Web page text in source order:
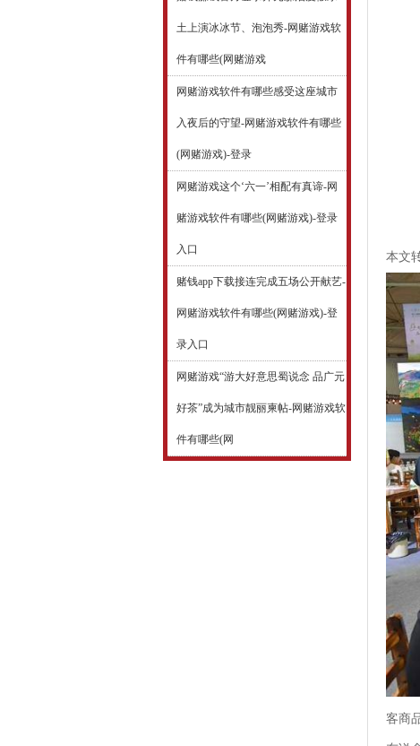
土上演冰冰节、泡泡秀-网赌游戏软
件有哪些(网赌游戏
网赌游戏软件有哪些感受这座城市
入夜后的守望-网赌游戏软件有哪些
(网赌游戏)-登录
网赌游戏这个‘六一’相配有真谛-网
赌游戏软件有哪些(网赌游戏)-登录
入口
赌钱app下载接连完成五场公开献艺-
网赌游戏软件有哪些(网赌游戏)-登
录入口
网赌游戏“游大好意思蜀说念 品广元
好茶”成为城市靓丽柬帖-网赌游戏软
件有哪些(网
本文
客商